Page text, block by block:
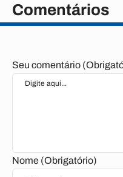
Comentários
Seu comentário
Nome (Obrigatório)